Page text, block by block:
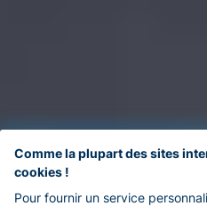
Comme la plupart des sites
cookies !
Pour fournir un service